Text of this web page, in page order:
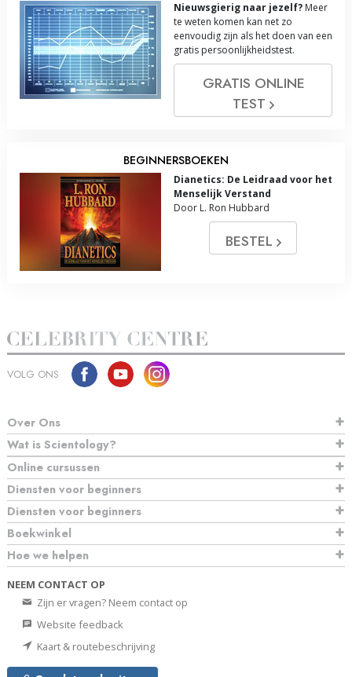
Nieuwsgierig naar jezelf? Meer
te weten komen kan net zo
eenvoudig zijn als het doen van een
gratis persoonlijkheidstest.
GRATIS ONLINE
TEST
BEGINNERSBOEKEN
Dianetics: De Leidraad voor het
Menselijk Verstand
Door L. Ron Hubbard
BESTEL
VOLG ONS
Over Ons
Wat is Scientology?
Online cursussen
Diensten voor beginners
Diensten voor beginners
Boekwinkel
Hoe we helpen
NEEM CONTACT OP
Zijn er vragen? Neem contact op
Website feedback
Kaart & routebeschrijving